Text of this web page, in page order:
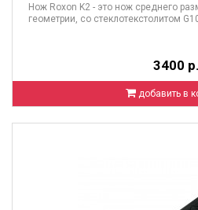
Нож Roxon K2 - это нож среднего
геометрии, со стеклотекстолитом G10
3400 р.
добавить в